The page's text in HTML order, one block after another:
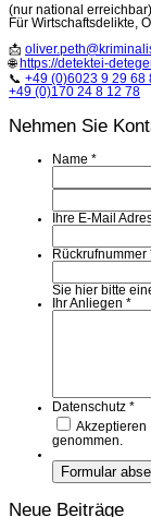
(nur national erreichbar)
Für Wirtschaftsdelikte,
📩
🌐 https://detektei-
📞 +49 (0)6023 9 29 68
+49 (0)170 24 8 12 78
Nehmen Sie
Name *
Ihre E-Mail
Rückrufnummer
Sie hier bitte
Ihr Anliegen *
Datenschutz *
Akzeptieren
genommen.
Neue Beiträge